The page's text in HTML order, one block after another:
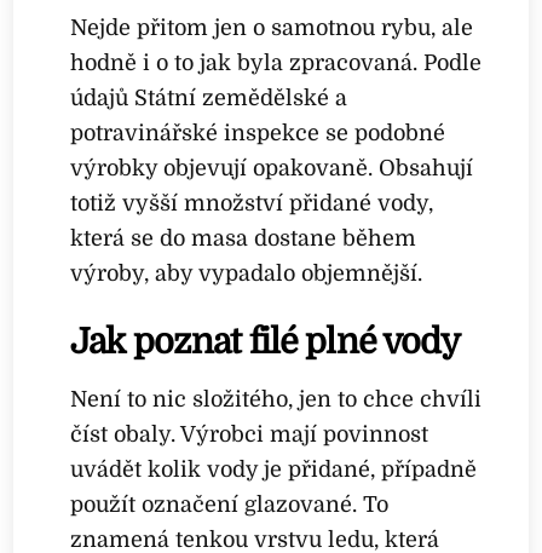
Nejde přitom jen o samotnou rybu, ale
hodně i o to jak byla zpracovaná. Podle
údajů Státní zemědělské a
potravinářské inspekce se podobné
výrobky objevují opakovaně. Obsahují
totiž vyšší množství přidané vody,
která se do masa dostane během
výroby, aby vypadalo objemnější.
Jak poznat filé plné vody
Není to nic složitého, jen to chce chvíli
číst obaly. Výrobci mají povinnost
uvádět kolik vody je přidané, případně
použít označení glazované. To
znamená tenkou vrstvu ledu, která